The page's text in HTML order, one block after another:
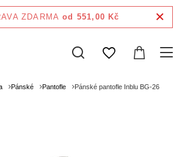
ZDARMA od 551,00 Kč
Pánské Pantofle Pánské pantofle Inblu BG-26